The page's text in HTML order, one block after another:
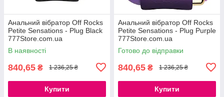
Анальний вібратор Off Rocks
Petite Sensations - Plug Black
777Store.com.ua
В наявності
840,65 ₴ 1 236,25 ₴
Купити
Анальний вібратор Off Rocks
Petite Sensations - Plug Purple
777Store.com.ua
Готово до відправки
840,65 ₴ 1 236,25 ₴
Купити